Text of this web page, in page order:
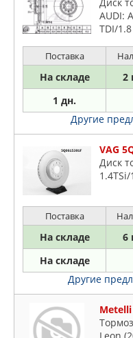
AUDI:
TDI/
Поставка
На складе 2
1 дн.
Другие
VAG
Диск
Поставка
На складе 6
На складе
Другие
Metelli